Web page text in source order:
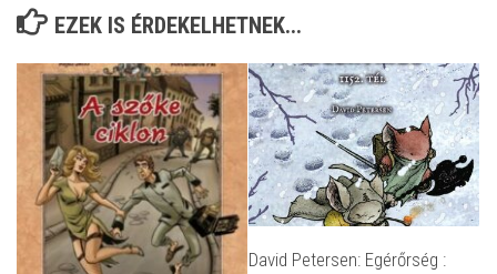
EZEK IS ÉRDEKELHETNEK...
David Petersen: Egérőrség :